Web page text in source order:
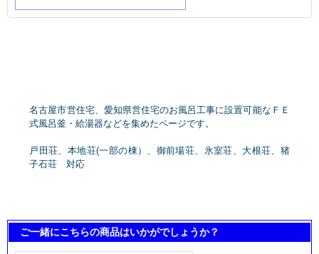
名古屋市営住宅、愛知県営住宅のお風呂工事に設置可能なＦＥ
式風呂釜・給湯器などを集めたページです。
戸田荘、本地荘(一部の棟）、御前場荘、氷室荘、大根荘、猪
子石荘 対応
ご一緒にこちらの商品はいかがでしょうか？